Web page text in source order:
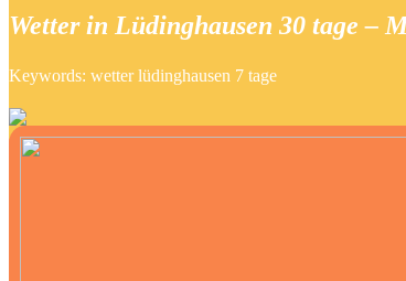
Wetter in Lüdinghausen 30 tage –
Keywords: wetter lüdinghausen 7 tage